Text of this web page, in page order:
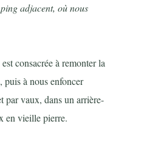
adjacent, où nous
consacrée à remonter la
puis à nous enfoncer
par vaux, dans un arrière-
en vieille pierre.